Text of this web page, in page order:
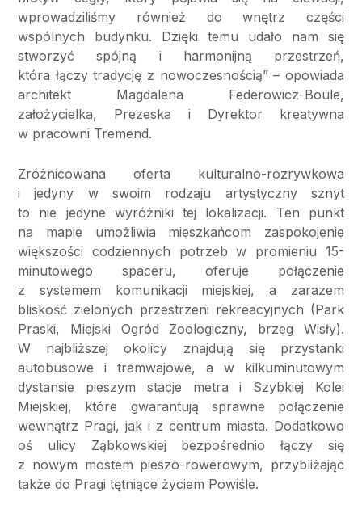
wprowadziliśmy również do wnętrz części
wspólnych budynku. Dzięki temu udało nam się
stworzyć spójną i harmonijną przestrzeń,
która łączy tradycję z nowoczesnością” – opowiada
architekt Magdalena Federowicz-Boule,
założycielka, Prezeska i Dyrektor kreatywna
w pracowni Tremend.
Zróżnicowana oferta kulturalno-rozrywkowa
i jedyny w swoim rodzaju artystyczny sznyt
to nie jedyne wyróżniki tej lokalizacji. Ten punkt
na mapie umożliwia mieszkańcom zaspokojenie
większości codziennych potrzeb w promieniu 15-
minutowego spaceru, oferuje połączenie
z systemem komunikacji miejskiej, a zarazem
bliskość zielonych przestrzeni rekreacyjnych (Park
Praski, Miejski Ogród Zoologiczny, brzeg Wisły).
W najbliższej okolicy znajdują się przystanki
autobusowe i tramwajowe, a w kilkuminutowym
dystansie pieszym stacje metra i Szybkiej Kolei
Miejskiej, które gwarantują sprawne połączenie
wewnątrz Pragi, jak i z centrum miasta. Dodatkowo
oś ulicy Ząbkowskiej bezpośrednio łączy się
z nowym mostem pieszo-rowerowym, przybliżając
także do Pragi tętniące życiem Powiśle.